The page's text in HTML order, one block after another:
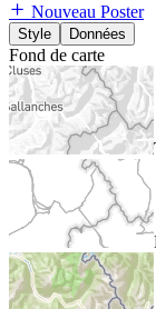
Nouveau Poster
Style Données
Fond de carte